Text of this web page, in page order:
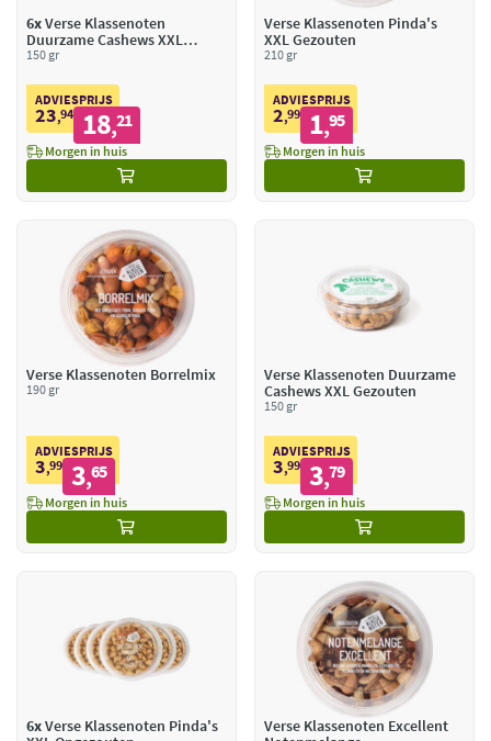
6xVerse Klassenoten
Duurzame Cashews XXL
Ongezouten
150 gr
ADVIESPRIJS
23,94 18,21
Morgen in huis
Verse Klassenoten Pinda's
XXL Gezouten
210 gr
ADVIESPRIJS
2,99 1,95
Morgen in huis
Verse Klassenoten Borrelmix
190 gr
ADVIESPRIJS
3,99 3,65
Morgen in huis
Verse Klassenoten Duurzame
Cashews XXL Gezouten
150 gr
ADVIESPRIJS
3,99 3,79
Morgen in huis
6xVerse Klassenoten Pinda's
Verse Klassenoten Excellent